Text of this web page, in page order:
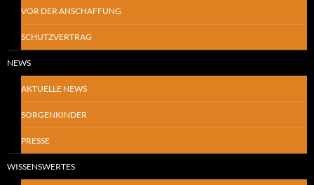
VOR DER ANSCHAFFUNG
SCHUTZVERTRAG
NEWS
AKTUELLE NEWS
SORGENKINDER
PRESSE
WISSENSWERTES